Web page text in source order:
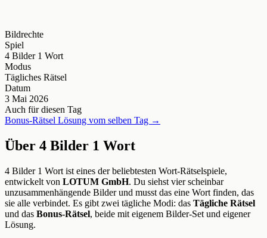
Bildrechte
Spiel
4 Bilder 1 Wort
Modus
Tägliches Rätsel
Datum
3 Mai 2026
Auch für diesen Tag
Bonus-Rätsel Lösung vom selben Tag →
Über 4 Bilder 1 Wort
4 Bilder 1 Wort ist eines der beliebtesten Wort-Rätselspiele,
entwickelt von LOTUM GmbH. Du siehst vier scheinbar
unzusammenhängende Bilder und musst das eine Wort finden, das
sie alle verbindet. Es gibt zwei tägliche Modi: das Tägliche Rätsel
und das Bonus-Rätsel, beide mit eigenem Bilder-Set und eigener
Lösung.